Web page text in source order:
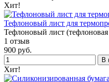
Хит!
Тефлоновый лист для
Тефлоновый лист (тефлоновая
1 отзыв
900 руб.
В
Хит!